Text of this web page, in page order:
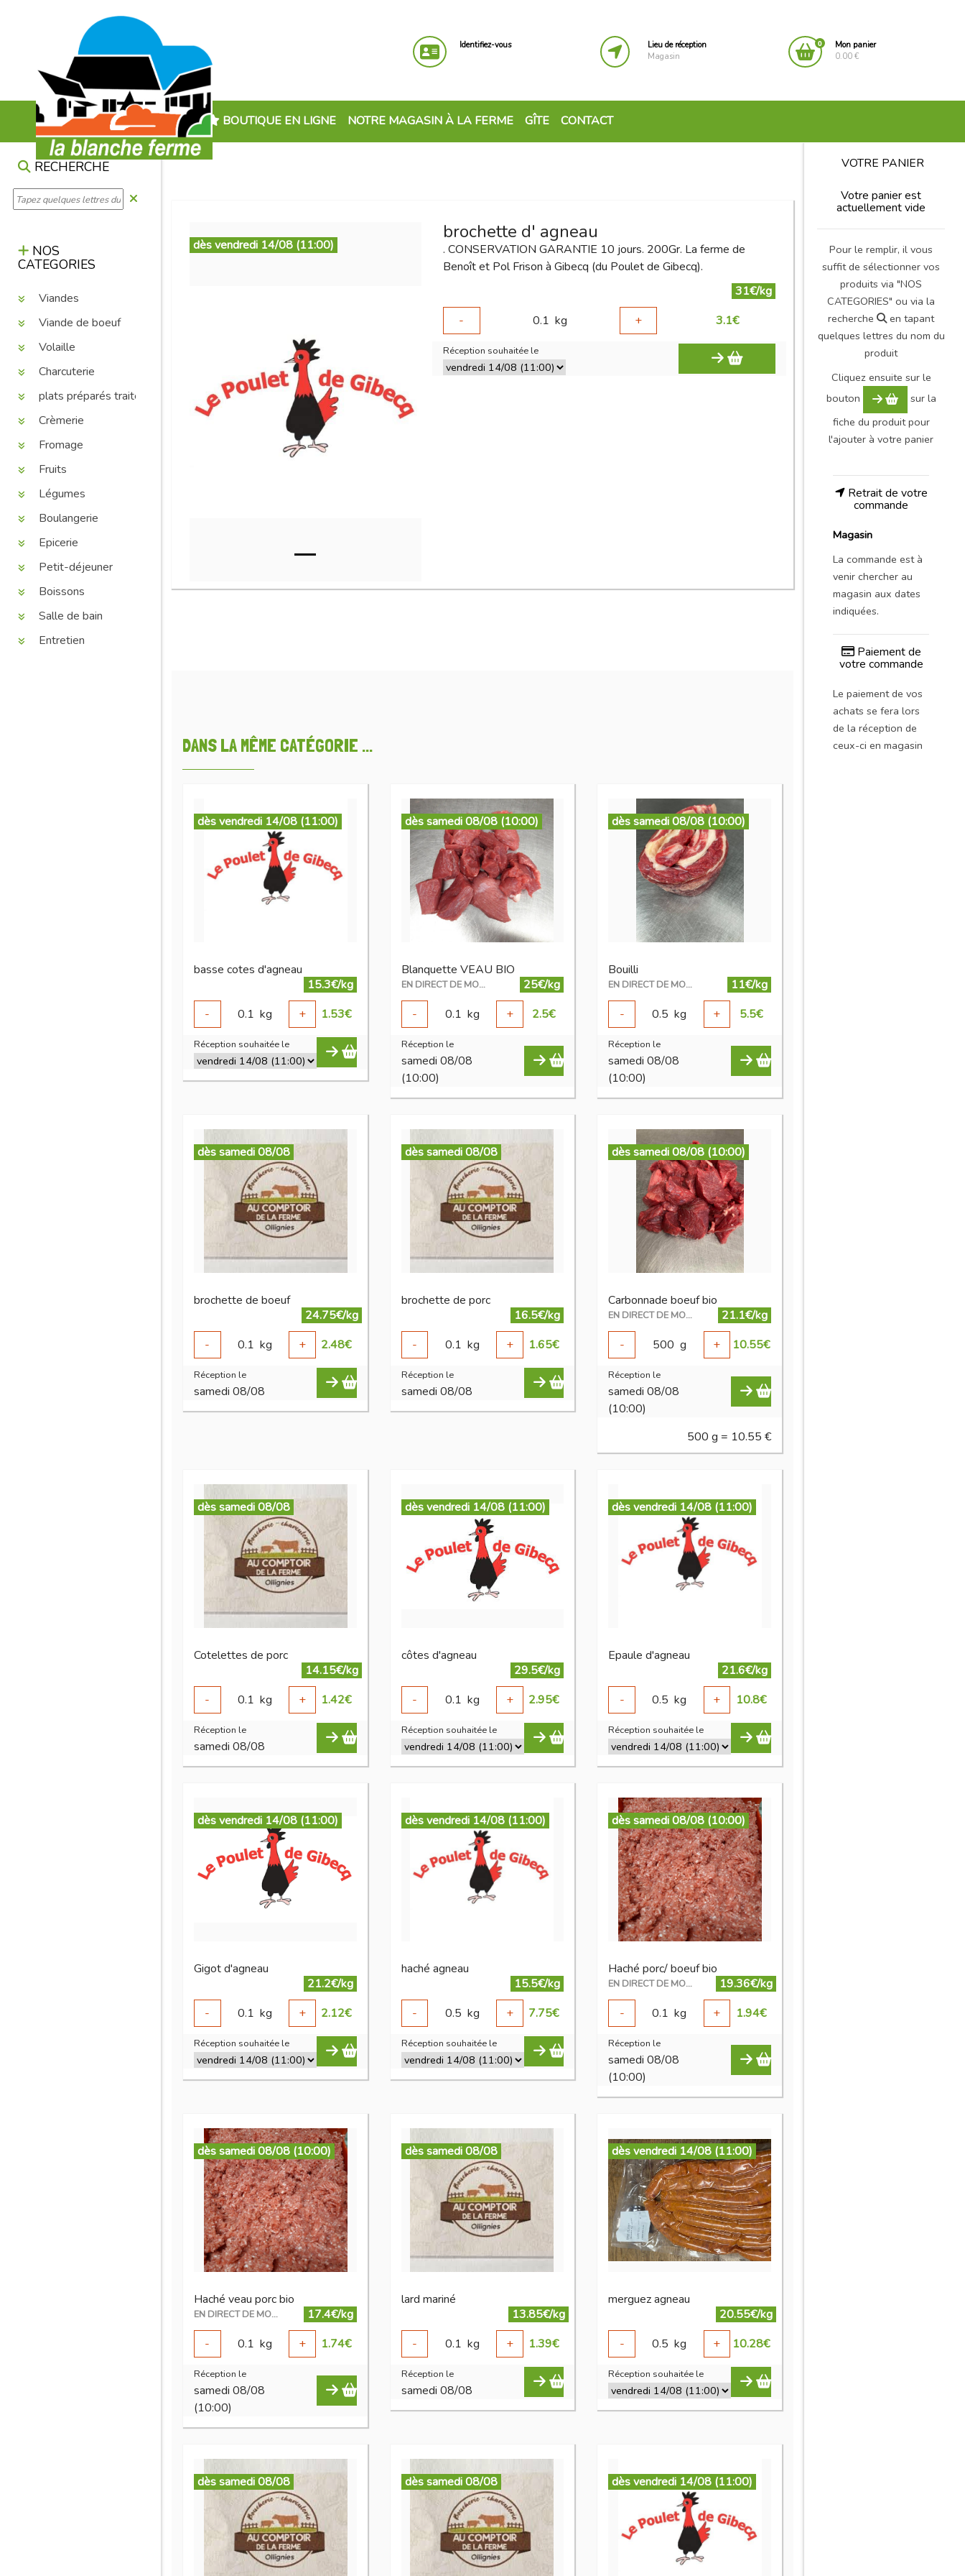
Identifiez-vous
Lieu de réception
Magasin
0
Mon panier
0.00 €
BOUTIQUE EN LIGNE NOTRE MAGASIN À LA FERME GÎTE CONTACT
RECHERCHE
NOS
CATEGORIES
Viandes
Viande de boeuf
Volaille
Charcuterie
plats préparés traiteur
Crèmerie
Fromage
Fruits
Légumes
Boulangerie
Epicerie
Petit-déjeuner
Boissons
Salle de bain
Entretien
dès vendredi 14/08 (11:00)
brochette d' agneau
. CONSERVATION GARANTIE 10 jours. 200Gr. La ferme de
Benoît et Pol Frison à Gibecq (du Poulet de Gibecq).
31€/kg
-
0.1 kg + 3.1€
Réception souhaitée le
DANS LA MÊME CATÉGORIE ...
dès vendredi 14/08 (11:00)
basse cotes d'agneau
15.3€/kg
-
0.1 kg + 1.53€
Réception souhaitée le
dès samedi 08/08 (10:00)
Blanquette VEAU BIO
EN DIRECT DE MON ÉLEVAGE
25€/kg
-
0.1 kg + 2.5€
Réception le
samedi 08/08
(10:00)
dès samedi 08/08 (10:00)
Bouilli
EN DIRECT DE MON ÉLEVAGE
11€/kg
-
0.5 kg + 5.5€
Réception le
samedi 08/08
(10:00)
dès samedi 08/08
brochette de boeuf
24.75€/kg
-
0.1 kg + 2.48€
Réception le
samedi 08/08
dès samedi 08/08
brochette de porc
16.5€/kg
-
0.1 kg + 1.65€
Réception le
samedi 08/08
dès samedi 08/08 (10:00)
Carbonnade boeuf bio
EN DIRECT DE MON ÉLEVAGE
21.1€/kg
-
500 g + 10.55€
Réception le
samedi 08/08
(10:00)
500 g = 10.55 €
dès samedi 08/08
Cotelettes de porc
14.15€/kg
-
0.1 kg + 1.42€
Réception le
samedi 08/08
dès vendredi 14/08 (11:00)
côtes d'agneau
29.5€/kg
-
0.1 kg + 2.95€
Réception souhaitée le
dès vendredi 14/08 (11:00)
Epaule d'agneau
21.6€/kg
-
0.5 kg + 10.8€
Réception souhaitée le
dès vendredi 14/08 (11:00)
Gigot d'agneau
21.2€/kg
-
0.1 kg + 2.12€
Réception souhaitée le
dès vendredi 14/08 (11:00)
haché agneau
15.5€/kg
-
0.5 kg + 7.75€
Réception souhaitée le
dès samedi 08/08 (10:00)
Haché porc/ boeuf bio
EN DIRECT DE MON ÉLEVAGE
19.36€/kg
-
0.1 kg + 1.94€
Réception le
samedi 08/08
(10:00)
dès samedi 08/08 (10:00)
Haché veau porc bio
EN DIRECT DE MON ÉLEVAGE
17.4€/kg
-
0.1 kg + 1.74€
Réception le
samedi 08/08
(10:00)
dès samedi 08/08
lard mariné
13.85€/kg
-
0.1 kg + 1.39€
Réception le
samedi 08/08
dès vendredi 14/08 (11:00)
merguez agneau
20.55€/kg
-
0.5 kg + 10.28€
Réception souhaitée le
dès samedi 08/08 dès samedi 08/08 dès vendredi 14/08 (11:00)
VOTRE PANIER
Votre panier est
actuellement vide
Pour le remplir, il vous
suffit de sélectionner vos
produits via "NOS
CATEGORIES" ou via la
recherche
en tapant
quelques lettres du nom du
produit
Cliquez ensuite sur le
bouton
sur la
fiche du produit pour
l'ajouter à votre panier
Retrait de votre
commande
Magasin
La commande est à
venir chercher au
magasin aux dates
indiquées.
Paiement de
votre commande
Le paiement de vos
achats se fera lors
de la réception de
ceux-ci en magasin